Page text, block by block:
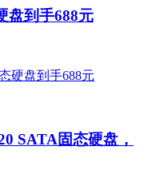
盘到手688元
SATA固态硬盘，